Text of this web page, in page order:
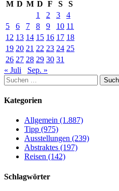
M D M D F S
S
1
2 3
4
5
6 7 8 9 10 11
12 13 14 15 16 17 18
19 20 21 22 23 24 25
26 27 28 29 30 31
« Juli
Sep. »
Suchen
nach:
Kategorien
Allgemein (1.887)
Tipp (975)
Ausstellungen (239)
Abstraktes (197)
Reisen (142)
Schlagwörter